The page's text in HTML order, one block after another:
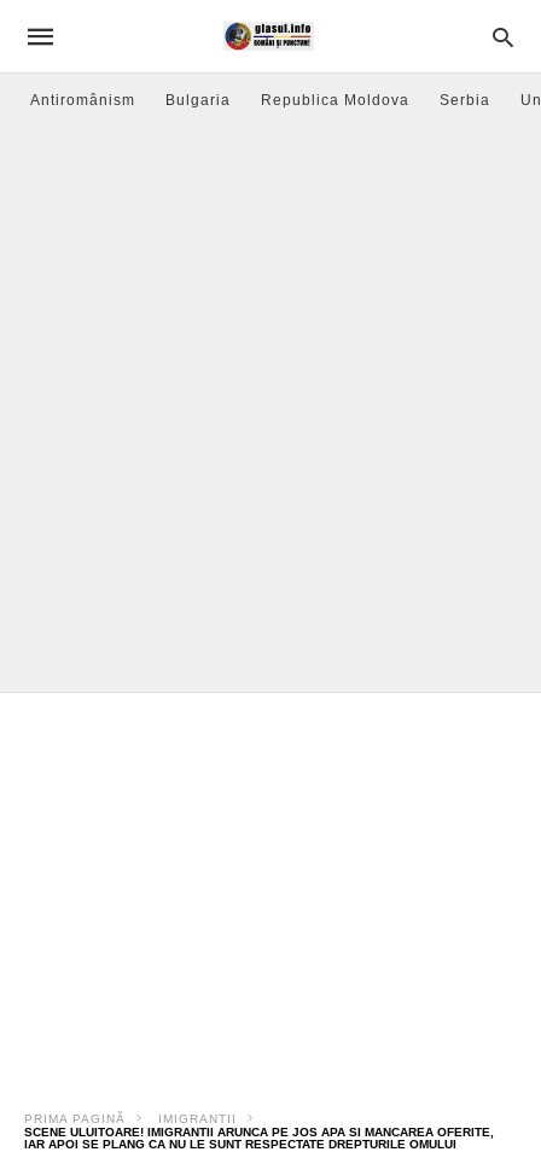
Antiromânism Bulgaria Republica Moldova Serbia
PRIMA PAGINĂ
IMIGRANTII
SCENE ULUITOARE! IMIGRANTII ARUNCA PE JOS APA SI MANCAREA OFERITE,
IAR APOI SE PLANG CA NU LE SUNT RESPECTATE DREPTURILE OMULUI